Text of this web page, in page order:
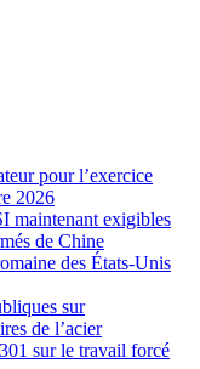
pour l’exercice
2026
maintenant exigibles
de Chine
des États-Unis
sur
de l’acier
sur le travail forcé